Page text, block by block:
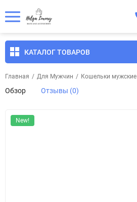
КАТАЛОГ ТОВАРОВ
Главная / Для Мужчин / Кошельки мужские
Обзор Отзывы (0)
New!